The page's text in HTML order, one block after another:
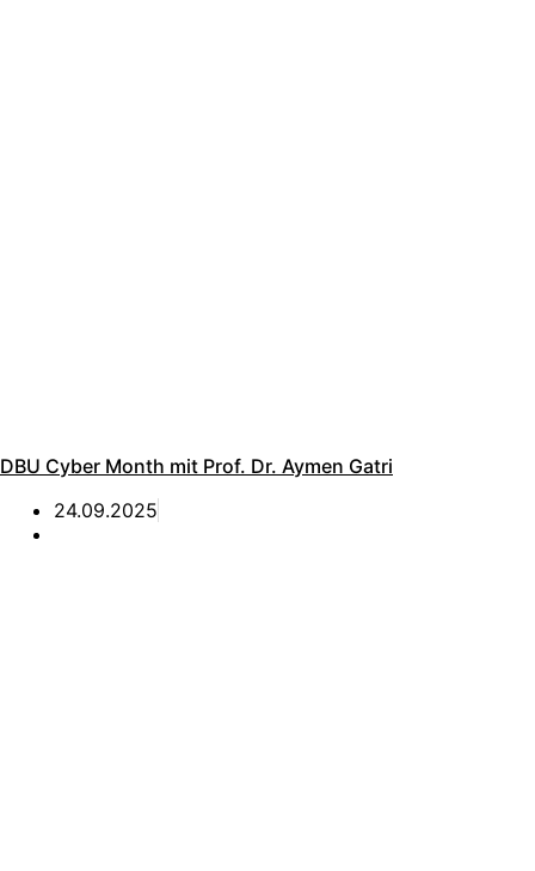
DBU Cyber Month mit Prof. Dr. Aymen Gatri
24.09.2025